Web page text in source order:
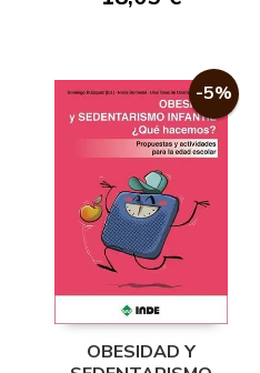
-5%
OBESIDAD Y